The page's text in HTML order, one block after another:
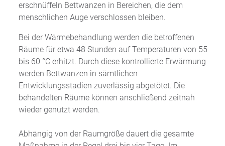
erschnüffeln Bettwanzen in Bereichen, die dem
menschlichen Auge verschlossen bleiben.
Bei der Wärmebehandlung werden die betroffenen
Räume für etwa 48 Stunden auf Temperaturen von 55
bis 60 °C erhitzt. Durch diese kontrollierte Erwärmung
werden Bettwanzen in sämtlichen
Entwicklungsstadien zuverlässig abgetötet. Die
behandelten Räume können anschließend zeitnah
wieder genutzt werden.
Abhängig von der Raumgröße dauert die gesamte